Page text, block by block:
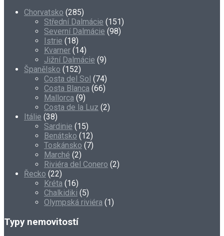
Chorvatsko (285)
Střední Dalmácie (151)
Severní Dalmácie (98)
Istrie (18)
Kvarner (14)
Jižní Dalmácie (9)
Španělsko (152)
Costa del Sol (74)
Costa Blanca (66)
Mallorca (9)
Costa de la Luz (2)
Itálie (38)
Sardinie (15)
Benátsko (12)
Toskánsko (7)
Marché (2)
Riviéra del Conero (2)
Řecko (22)
Kréta (16)
Chalkidiki (5)
Olympská riviéra (1)
Typy nemovitostí